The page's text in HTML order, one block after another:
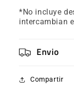
*No incluye
intercambian
Envio
Compartir